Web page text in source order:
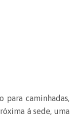
para caminhadas,
à sede, uma